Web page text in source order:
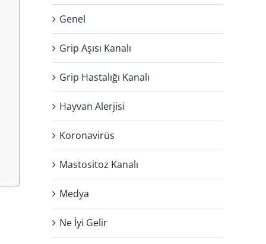
Genel
Grip Aşısı Kanalı
Grip Hastalığı Kanalı
Hayvan Alerjisi
Koronavirüs
Mastositoz Kanalı
Medya
Ne İyi Gelir